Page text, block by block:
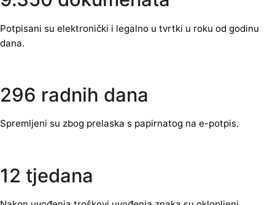
Potpisani su elektronički i legalno u tvrtki u roku od godinu
dana.
296 radnih dana
Spremljeni su zbog prelaska s papirnatog na e-potpis.
12 tjedana